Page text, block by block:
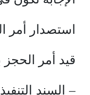
استصدار أمر
قيد أمر الحجز
– السند